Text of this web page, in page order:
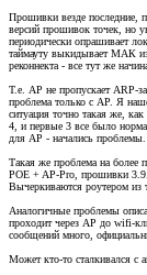
Прошивки везде последние,
версий прошивок точек, но
периодически опрашивает
таймауту выкидывает МАК
реконнекта - все тут же
Т.е. AP не пропускает ARP-
проблема только с AP. Я
ситуация точно такая же,
4, и первые 3 все было
для AP - начались проблемы.
Такая же проблема на
POE + AP-Pro, прошивки
Вычеркиваются роутером из
Аналогичные проблемы
проходит через AP до wifi-
сообщений много,
Может кто-то сталкивался с